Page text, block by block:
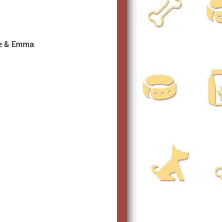
& Emma